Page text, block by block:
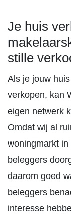
Je huis
stille
Als je jouw
verkopen, kan
eigen netwerk
Omdat wij al
woningmarkt
beleggers
daarom goed
beleggers
interesse